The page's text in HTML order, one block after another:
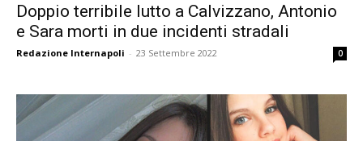
Doppio terribile lutto a Calvizzano, Antonio
e Sara morti in due incidenti stradali
Redazione Internapoli - 23 Settembre 2022 0